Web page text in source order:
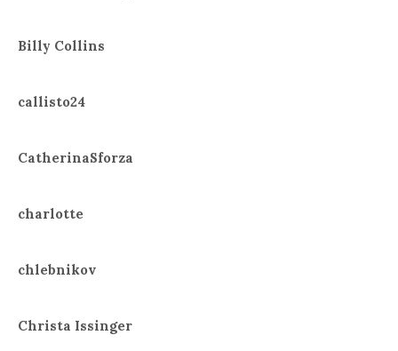
Billy Collins
callisto24
CatherinaSforza
charlotte
chlebnikov
Christa Issinger